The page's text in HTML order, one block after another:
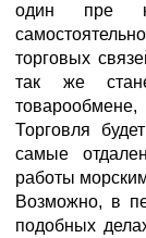
один пре
торговых
так же
Торговля
самые
работы
Возможно, в
подобных